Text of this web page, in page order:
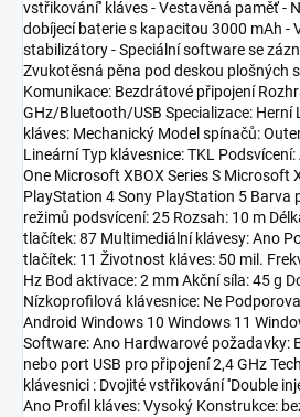
vstřikování'' kláves - Vestavěná paměť -
dobíjecí baterie s kapacitou 3000 mAh -
stabilizátory - Speciální software se
Zvukotěsná pěna pod deskou plošných
Komunikace: Bezdrátové připojení
GHz/Bluetooth/USB Specializace: Herní
kláves: Mechanický Model spínačů:
Lineární Typ klávesnice: TKL
One Microsoft XBOX Series S Microsoft
PlayStation 4 Sony PlayStation 5 Barva
režimů podsvícení: 25 Rozsah: 10 m
tlačítek: 87 Multimediální klávesy: Ano
tlačítek: 11 Životnost kláves: 50 mil.
Hz Bod aktivace: 2 mm Akční síla: 45 g
Nízkoprofilová klávesnice: Ne
Android Windows 10 Windows 11
Software: Ano Hardwarové požadavky:
nebo port USB pro připojení 2,4 GHz
klávesnici : Dvojité vstřikování ''Double
Ano Profil kláves: Vysoký Konstrukce: